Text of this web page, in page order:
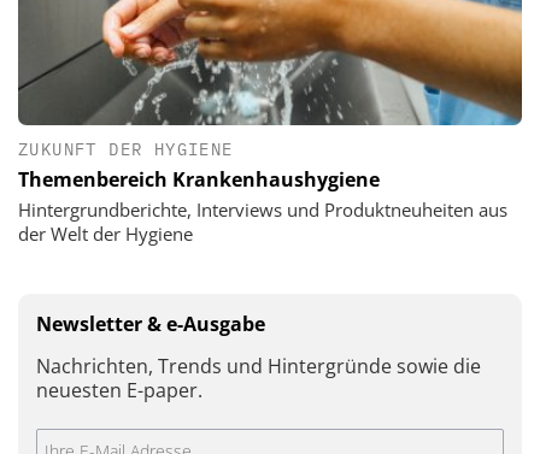
ZUKUNFT DER HYGIENE
Themenbereich Krankenhaushygiene
Hintergrundberichte, Interviews und Produktneuheiten aus
der Welt der Hygiene
Newsletter & e-Ausgabe
Nachrichten, Trends und Hintergründe sowie die
neuesten E-paper.